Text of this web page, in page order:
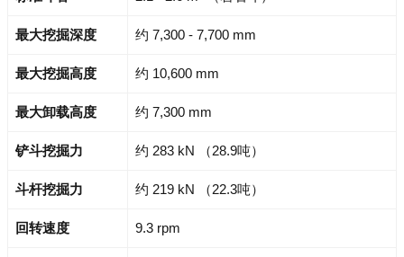
最大挖掘深度 约 7,300 - 7,700 mm
最大挖掘高度 约 10,600 mm
最大卸载高度 约 7,300 mm
铲斗挖掘力 约 283 kN （28.9吨）
斗杆挖掘力 约 219 kN （22.3吨）
回转速度 9.3 rpm